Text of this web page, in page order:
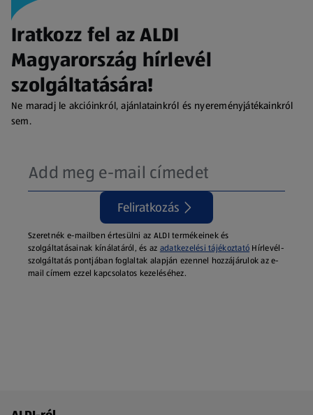
Iratkozz fel az ALDI
Magyarország hírlevél
szolgáltatására!
Ne maradj le akcióinkról, ajánlatainkról és nyereményjátékainkról
sem.
Feliratkozás
Szeretnék e-mailben értesülni az ALDI termékeinek és
szolgáltatásainak kínálatáról, és az adatkezelési tájékoztató Hírlevél-
szolgáltatás pontjában foglaltak alapján ezennel hozzájárulok az e-
mail címem ezzel kapcsolatos kezeléséhez.